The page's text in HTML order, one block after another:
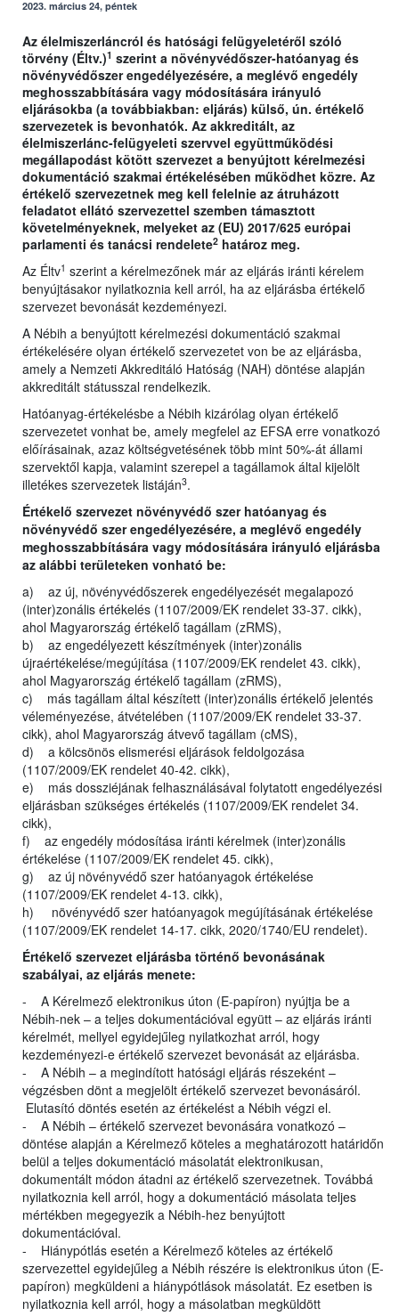
2023. március 24, péntek
Az élelmiszerláncról és hatósági felügyeletéről szóló
törvény (Éltv.)1 szerint a növényvédőszer-hatóanyag és
növényvédőszer engedélyezésére, a meglévő engedély
meghosszabbítására vagy módosítására irányuló
eljárásokba (a továbbiakban: eljárás) külső, ún. értékelő
szervezetek is bevonhatók. Az akkreditált, az
élelmiszerlánc-felügyeleti szervvel együttműködési
megállapodást kötött szervezet a benyújtott kérelmezési
dokumentáció szakmai értékelésében működhet közre. Az
értékelő szervezetnek meg kell felelnie az átruházott
feladatot ellátó szervezettel szemben támasztott
követelményeknek, melyeket az (EU) 2017/625 európai
parlamenti és tanácsi rendelete2 határoz meg.
Az Éltv1 szerint a kérelmezőnek már az eljárás iránti kérelem
benyújtásakor nyilatkoznia kell arról, ha az eljárásba értékelő
szervezet bevonását kezdeményezi.
A Nébih a benyújtott kérelmezési dokumentáció szakmai
értékelésére olyan értékelő szervezetet von be az eljárásba,
amely a Nemzeti Akkreditáló Hatóság (NAH) döntése alapján
akkreditált státusszal rendelkezik.
Hatóanyag-értékelésbe a Nébih kizárólag olyan értékelő
szervezetet vonhat be, amely megfelel az EFSA erre vonatkozó
előírásainak, azaz költségvetésének több mint 50%-át állami
szervektől kapja, valamint szerepel a tagállamok által kijelölt
illetékes szervezetek listáján3.
Értékelő szervezet növényvédő szer hatóanyag és
növényvédő szer engedélyezésére, a meglévő engedély
meghosszabbítására vagy módosítására irányuló eljárásba
az alábbi területeken vonható be:
a) az új, növényvédőszerek engedélyezését megalapozó
(inter)zonális értékelés (1107/2009/EK rendelet 33-37. cikk),
ahol Magyarország értékelő tagállam (zRMS),
b) az engedélyezett készítmények (inter)zonális
újraértékelése/megújítása (1107/2009/EK rendelet 43. cikk),
ahol Magyarország értékelő tagállam (zRMS),
c) más tagállam által készített (inter)zonális értékelő jelentés
véleményezése, átvételében (1107/2009/EK rendelet 33-37.
cikk), ahol Magyarország átvevő tagállam (cMS),
d) a kölcsönös elismerési eljárások feldolgozása
(1107/2009/EK rendelet 40-42. cikk),
e) más dossziéjának felhasználásával folytatott engedélyezési
eljárásban szükséges értékelés (1107/2009/EK rendelet 34.
cikk),
f) az engedély módosítása iránti kérelmek (inter)zonális
értékelése (1107/2009/EK rendelet 45. cikk),
g) az új növényvédő szer hatóanyagok értékelése
(1107/2009/EK rendelet 4-13. cikk),
h) növényvédő szer hatóanyagok megújításának értékelése
(1107/2009/EK rendelet 14-17. cikk, 2020/1740/EU rendelet).
Értékelő szervezet eljárásba történő bevonásának
szabályai, az eljárás menete:
- A Kérelmező elektronikus úton (E-papíron) nyújtja be a
Nébih-nek – a teljes dokumentációval együtt – az eljárás iránti
kérelmét, mellyel egyidejűleg nyilatkozhat arról, hogy
kezdeményezi-e értékelő szervezet bevonását az eljárásba.
- A Nébih – a megindított hatósági eljárás részeként –
végzésben dönt a megjelölt értékelő szervezet bevonásáról.
Elutasító döntés esetén az értékelést a Nébih végzi el.
- A Nébih – értékelő szervezet bevonására vonatkozó –
döntése alapján a Kérelmező köteles a meghatározott határidőn
belül a teljes dokumentáció másolatát elektronikusan,
dokumentált módon átadni az értékelő szervezetnek. Továbbá
nyilatkoznia kell arról, hogy a dokumentáció másolata teljes
mértékben megegyezik a Nébih-hez benyújtott
dokumentációval.
- Hiánypótlás esetén a Kérelmező köteles az értékelő
szervezettel egyidejűleg a Nébih részére is elektronikus úton (E-
papíron) megküldeni a hiánypótlások másolatát. Ez esetben is
nyilatkoznia kell arról, hogy a másolatban megküldött